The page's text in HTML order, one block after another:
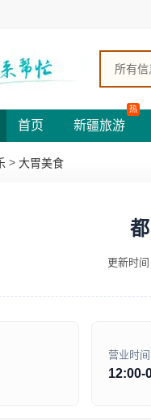
所有信
首页 新疆旅游
热
> 大胃美食
更新时
营业时间
12:00-